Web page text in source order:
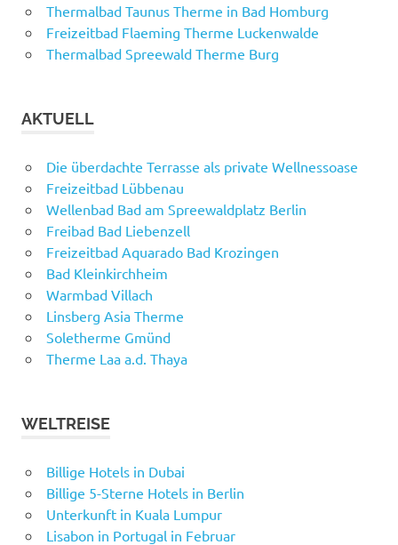
Thermalbad Taunus Therme in Bad Homburg
Freizeitbad Flaeming Therme Luckenwalde
Thermalbad Spreewald Therme Burg
AKTUELL
Die überdachte Terrasse als private Wellnessoase
Freizeitbad Lübbenau
Wellenbad Bad am Spreewaldplatz Berlin
Freibad Bad Liebenzell
Freizeitbad Aquarado Bad Krozingen
Bad Kleinkirchheim
Warmbad Villach
Linsberg Asia Therme
Soletherme Gmünd
Therme Laa a.d. Thaya
WELTREISE
Billige Hotels in Dubai
Billige 5-Sterne Hotels in Berlin
Unterkunft in Kuala Lumpur
Lisabon in Portugal in Februar